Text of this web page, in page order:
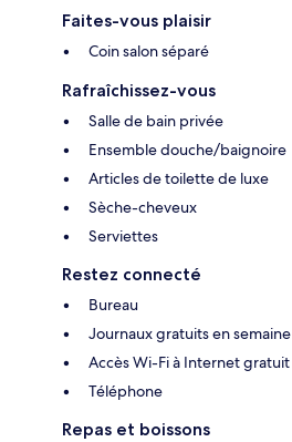
Faites-vous plaisir
Coin salon séparé
Rafraîchissez-vous
Salle de bain privée
Ensemble douche/baignoire
Articles de toilette de luxe
Sèche-cheveux
Serviettes
Restez connecté
Bureau
Journaux gratuits en semaine
Accès Wi-Fi à Internet gratuit
Téléphone
Repas et boissons